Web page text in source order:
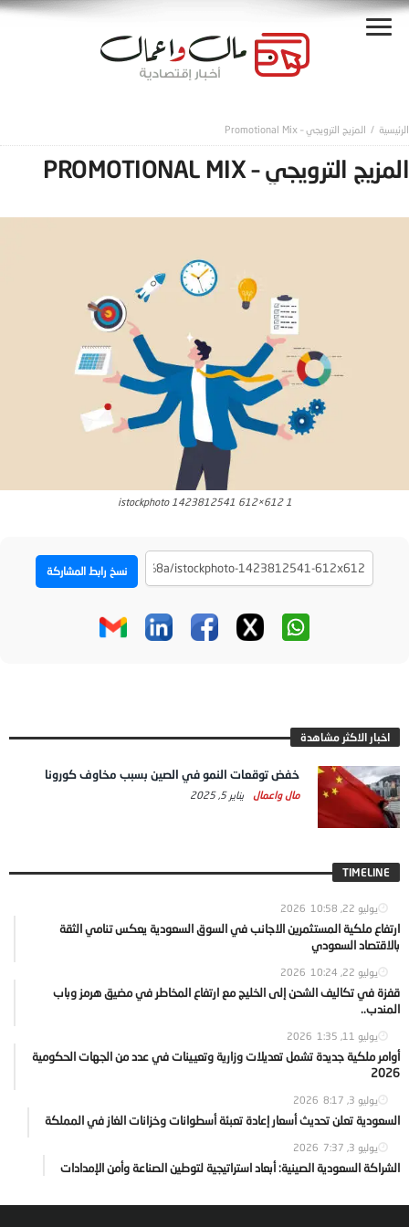
المزيج الترويجي – Promotional Mix
المزيج الترويجي – PROMOTIONAL MIX
istockphoto 1423812541 612×612 1
نسخ رابط المشاركة
اخبار الاكثر مشاهدة
خفض توقعات النمو في الصين بسبب مخاوف كورونا
مال واعمال يناير 5, 2025
TIMELINE
يوليو 22, 2026 10:58
ارتفاع ملكية المستثمرين الاجانب في السوق السعودية يعكس تنامي الثقة
بالاقتصاد السعودي
يوليو 22, 2026 10:24
قفزة في تكاليف الشحن إلى الخليج مع ارتفاع المخاطر في مضيق هرمز وباب
المندب..
يوليو 11, 2026 1:35
أوامر ملكية جديدة تشمل تعديلات وزارية وتعيينات في عدد من الجهات الحكومية
2026
يوليو 3, 2026 8:17
السعودية تعلن تحديث أسعار إعادة تعبئة أسطوانات وخزانات الغاز في المملكة
يوليو 3, 2026 7:37
الشراكة السعودية الصينية: أبعاد استراتيجية لتوطين الصناعة وأمن الإمدادات